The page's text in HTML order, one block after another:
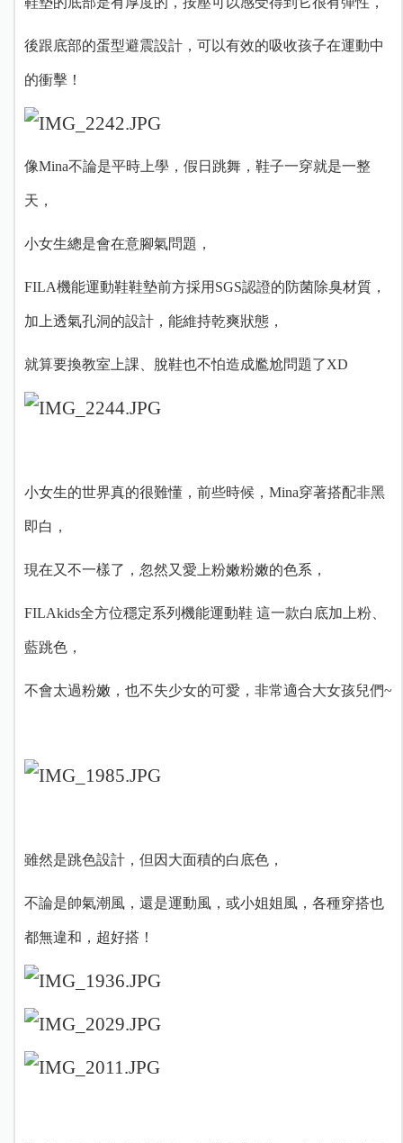
後跟底部的蛋型避震設計，可以有效的吸收孩子在運動中
的衝擊！
像Mina不論是平時上學，假日跳舞，鞋子一穿就是一整
天，
小女生總是會在意腳氣問題，
FILA機能運動鞋鞋墊前方採用SGS認證的防菌除臭材質，
加上透氣孔洞的設計，能維持乾爽狀態，
就算要換教室上課、脫鞋也不怕造成尷尬問題了XD
小女生的世界真的很難懂，前些時候，Mina穿著搭配非黑
即白，
現在又不一樣了，忽然又愛上粉嫩粉嫩的色系，
FILAkids全方位穩定系列機能運動鞋 這一款白底加上粉、
藍跳色，
不會太過粉嫩，也不失少女的可愛，非常適合大女孩兒們~
雖然是跳色設計，但因大面積的白底色，
不論是帥氣潮風，還是運動風，或小姐姐風，各種穿搭也
都無違和，超好搭！